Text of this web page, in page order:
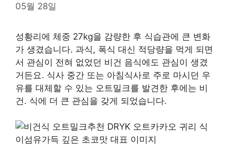
05월 28일
성황리에 체중 27kg을 감량한 후 식습관에 큰 변화
가 생겼습니다. 과식, 폭식 대신 적당량을 먹게 되면
서 관심이 전혀 없었던 비건 음식에도 관심이 생겼
거든요. 식사 중간 또는 아침식사로 주로 마시던 우
유를 대체할 수 있는 오트밀크를 발견한 후에는 비
건. 식에 더 큰 관심을 갖게 되었습니다.